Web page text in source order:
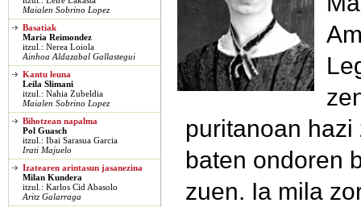
puritanoan
baten ondoren
zuen. Ia mila
Maialen Sobrino Lopez
Basatiak
Maria Reimondez
itzul.: Nerea Loiola
Ainhoa Aldazabal Gallastegui
Kantu leuna
Leila Slimani
itzul.: Nahia Zubeldia
Maialen Sobrino Lopez
Bihotzean napalma
Pol Guasch
itzul.: Ibai Sarasua Garcia
Irati Majuelo
Izatearen arintasun jasanezina
Milan Kundera
itzul.: Karlos Cid Abasolo
Aritz Galarraga